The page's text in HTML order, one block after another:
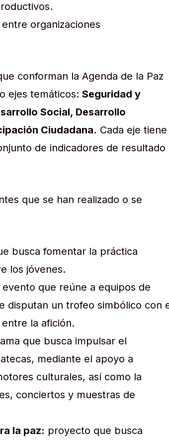
organizaciones
conforman la Agenda de la Paz
ejes temáticos: Seguridad y
Social, Desarrollo
Ciudadana. Cada eje tiene
de indicadores de resultado
que se han realizado o se
busca fomentar la práctica
los jóvenes.
evento que reúne a equipos de
disputan un trofeo simbólico con
la afición.
que busca impulsar el
mediante el apoyo a
culturales, así como la
conciertos y muestras de
la paz: proyecto que busca